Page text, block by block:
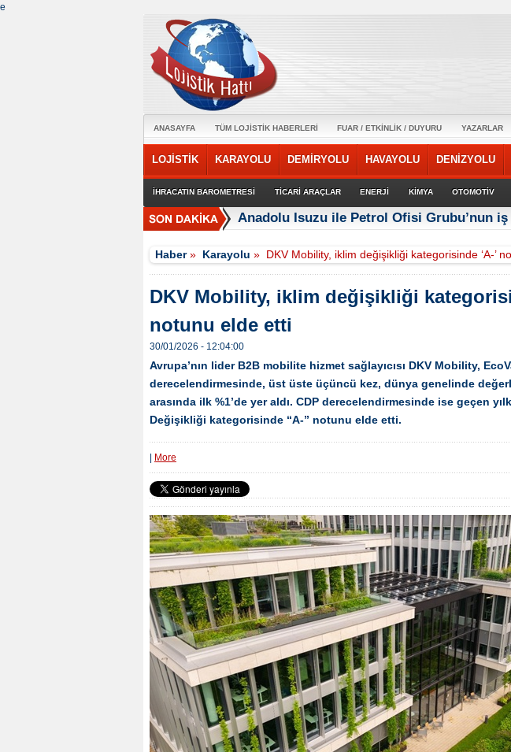
e
ANASAYFA TÜM LOJİSTİK HABERLERİ FUAR / ETKİNLİK / DUYURU YAZARLAR
LOJİSTİK KARAYOLU DEMİRYOLU HAVAYOLU DENİZYOLU
İHRACATIN BAROMETRESİ TİCARİ ARAÇLAR ENERJİ KİMYA OTOMOTİV
Anadolu Isuzu ile Petrol Ofisi Grubu’nun iş
Haber» Karayolu » DKV Mobility, iklim değişikliği kategorisinde ‘A-’
DKV Mobility, iklim değişikliği
notunu elde etti
30/01/2026 - 12:04:00
Avrupa’nın lider B2B mobilite hizmet sağlayıcısı DKV Mobility,
derecelendirmesinde, üst üste üçüncü kez, dünya genelinde
arasında ilk %1’de yer aldı. CDP derecelendirmesinde ise geçen
Değişikliği kategorisinde “A-” notunu elde etti.
More